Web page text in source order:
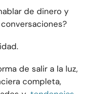
de dinero y
de salir a la luz,
completa,